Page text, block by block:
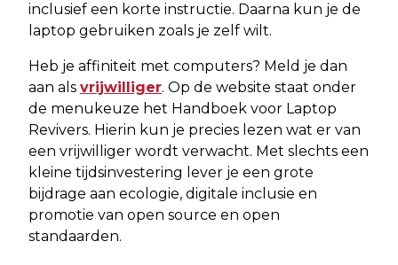
inclusief een korte instructie. Daarna kun je de
laptop gebruiken zoals je zelf wilt.
Heb je affiniteit met computers? Meld je dan
aan als vrijwilliger. Op de website staat onder
de menukeuze het Handboek voor Laptop
Revivers. Hierin kun je precies lezen wat er van
een vrijwilliger wordt verwacht. Met slechts een
kleine tijdsinvestering lever je een grote
bijdrage aan ecologie, digitale inclusie en
promotie van open source en open
standaarden.